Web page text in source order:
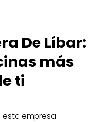
De Líbar:
más
ti
esta empresa!